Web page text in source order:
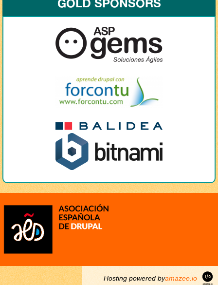
GOLD SPONSORS
Hosting powered byamazee.io